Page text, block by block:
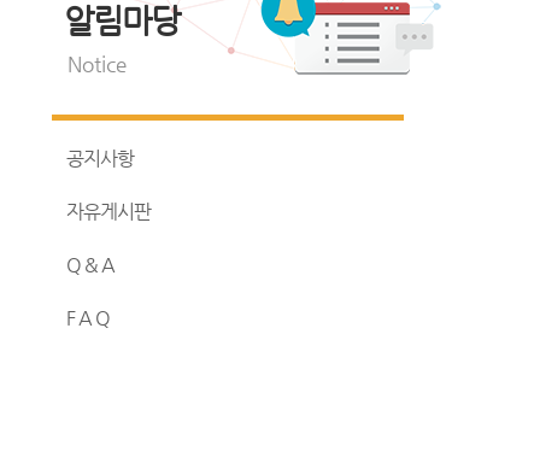
알림마당
Notice
공지사항
자유게시판
Q & A
F A Q